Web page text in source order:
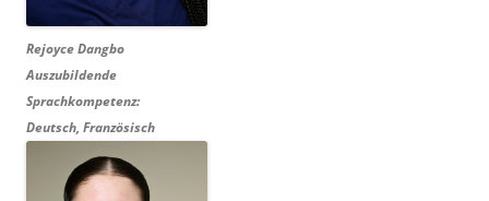
Rejoyce Dangbo
Auszubildende
Sprachkompetenz:
Deutsch, Französisch